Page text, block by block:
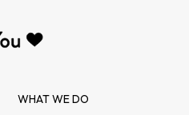
WHAT WE DO